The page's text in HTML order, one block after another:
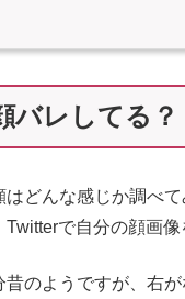
バレしてる？
どんな感じか調べて
で自分の顔画像
のようですが、右が